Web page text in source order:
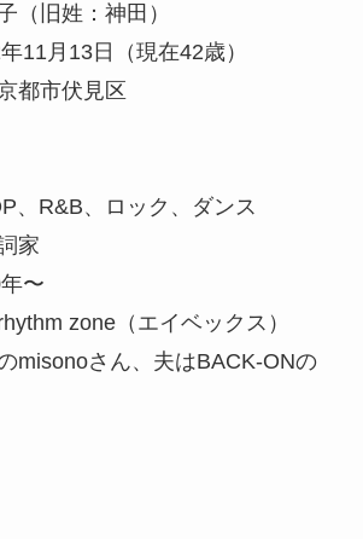
（旧姓：神田）
年11月13日（現在42歳）
都市伏見区
、R&B、ロック、ダンス
家
〜
zone（エイベックス）
misonoさん、夫はBACK-ONの